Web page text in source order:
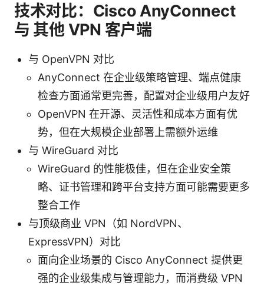
技术对比：Cisco AnyConnect
与 其他 VPN 客户端
与 OpenVPN 对比
AnyConnect 在企业级策略管理、端点健康
检查方面通常更完善，配置对企业级用户友好
OpenVPN 在开源、灵活性和成本方面有优
势，但在大规模企业部署上需额外运维
与 WireGuard 对比
WireGuard 的性能极佳，但在企业安全策
略、证书管理和跨平台支持方面可能需要更多
整合工作
与顶级商业 VPN（如 NordVPN、
ExpressVPN）对比
面向企业场景的 Cisco AnyConnect 提供更
强的企业级集成与管理能力，而消费级 VPN